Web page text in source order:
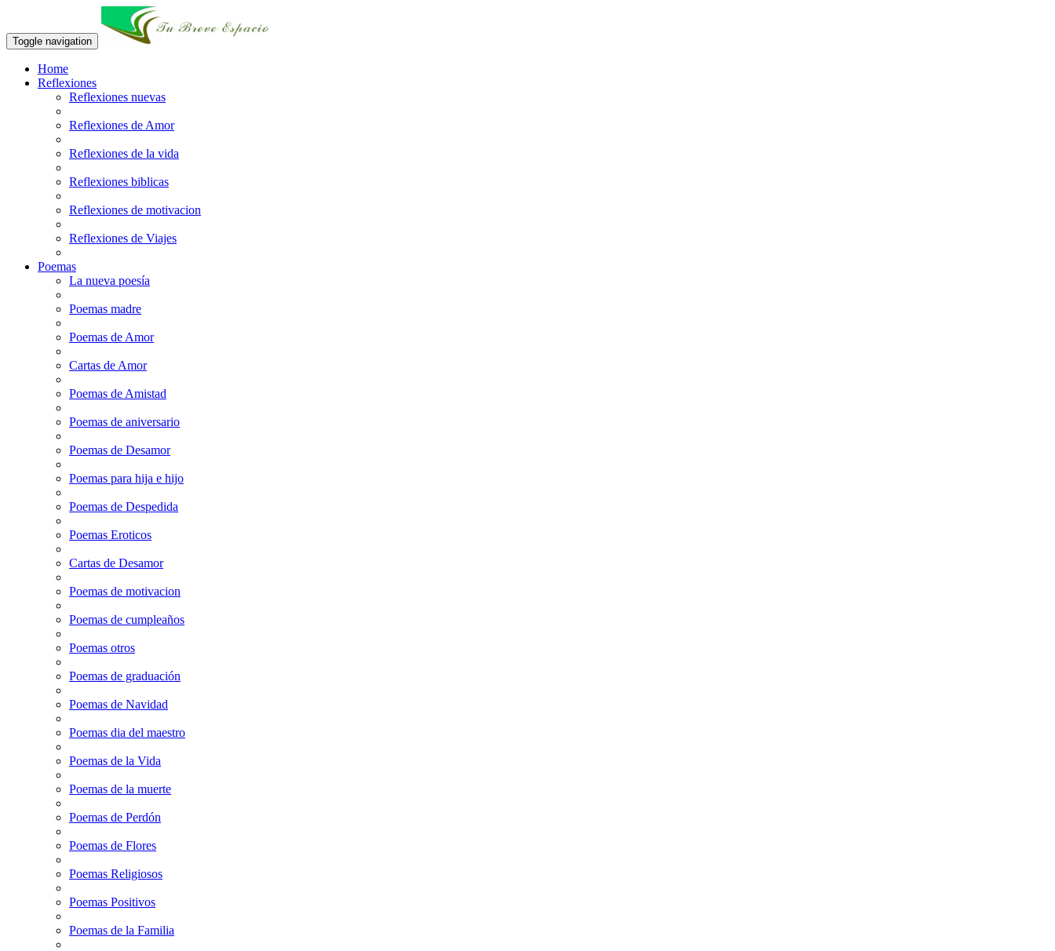
Toggle navigation
Home
Reflexiones
Reflexiones nuevas
Reflexiones de Amor
Reflexiones de la vida
Reflexiones biblicas
Reflexiones de motivacion
Reflexiones de Viajes
Poemas
La nueva poesía
Poemas madre
Poemas de Amor
Cartas de Amor
Poemas de Amistad
Poemas de aniversario
Poemas de Desamor
Poemas para hija e hijo
Poemas de Despedida
Poemas Eroticos
Cartas de Desamor
Poemas de motivacion
Poemas de cumpleaños
Poemas otros
Poemas de graduación
Poemas de Navidad
Poemas dia del maestro
Poemas de la Vida
Poemas de la muerte
Poemas de Perdón
Poemas de Flores
Poemas Religiosos
Poemas Positivos
Poemas de la Familia